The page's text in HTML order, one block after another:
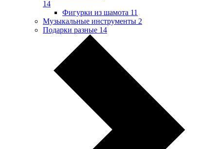
14
Фигурки из шамота 11
Музыкальные инструменты 2
Подарки разные 14